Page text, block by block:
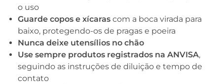
o uso
Guarde copos e xícaras com a boca virada para
baixo, protegendo-os de pragas e poeira
Nunca deixe utensílios no chão
Use sempre produtos registrados na ANVISA,
seguindo as instruções de diluição e tempo de
contato